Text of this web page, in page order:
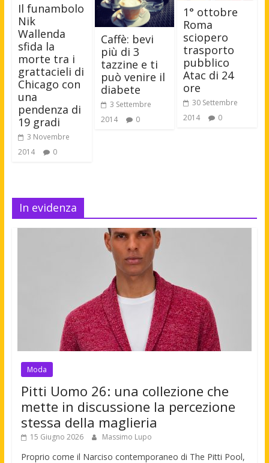
Il funambolo
Nik
Wallenda
sfida la
morte tra i
grattacieli di
Chicago con
una
pendenza di
19 gradi
3 Novembre
2014
0
Caffè: bevi
più di 3
tazzine e ti
può venire il
diabete
3 Settembre
2014
0
1° ottobre
Roma
sciopero
trasporto
pubblico
Atac di 24
ore
30 Settembre
2014
0
In evidenza
Moda
Pitti Uomo 26: una collezione che
mette in discussione la percezione
stessa della maglieria
15 Giugno 2026 Massimo Lupo
Proprio come il Narciso contemporaneo di The Pitti Pool,